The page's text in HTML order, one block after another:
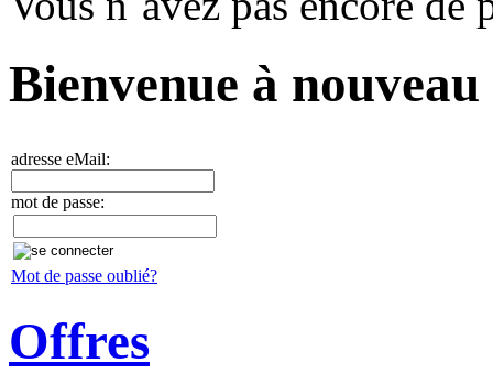
Bienvenue à nouveau
adresse eMail:
mot de passe:
Mot de passe oublié?
Offres